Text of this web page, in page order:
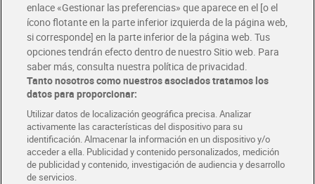
Folletos y Tiendas
Descubre las mejores ofertas y busca tu tienda más cercana
Tarjeta MaX Dia
Te devuelve hasta 8€/mes de tus compras.
¡Solicita tu tarjeta de crédito aquí!
COMER MEJOR CADA DIA
COLABORA CON DIA ABRE TU TIENDA DIA CORPORATE
enlace «Gestionar las preferencias» que aparece en el [o el
ícono flotante en la parte inferior izquierda de la página web,
si corresponde] en la parte inferior de la página web. Tus
opciones tendrán efecto dentro de nuestro Sitio web. Para
saber más, consulta nuestra política de privacidad.
Tanto nosotros como nuestros asociados tratamos los
datos para proporcionar:
Utilizar datos de localización geográfica precisa. Analizar
activamente las características del dispositivo para su
identificación. Almacenar la información en un dispositivo y/o
acceder a ella. Publicidad y contenido personalizados, medición
de publicidad y contenido, investigación de audiencia y desarrollo
de servicios.